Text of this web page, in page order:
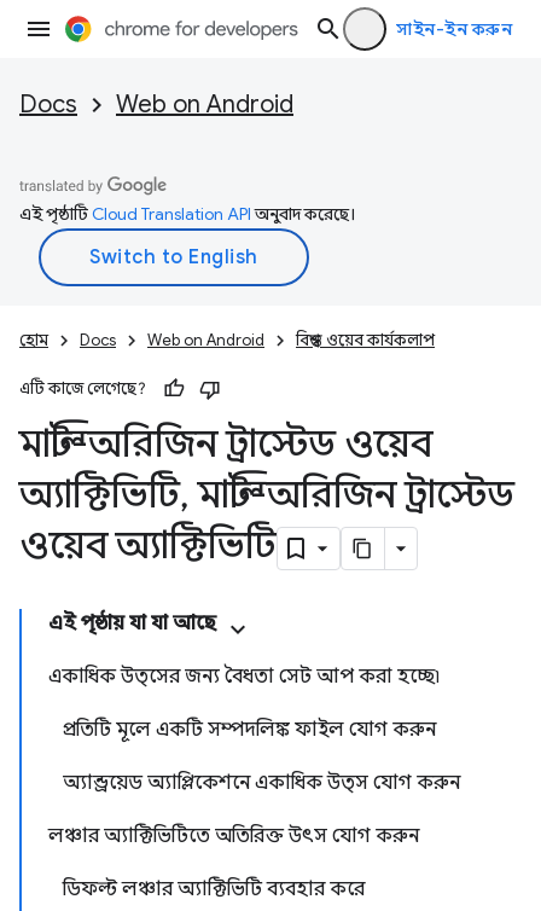
সাইন-ইন করুন
Docs Web on Android
এই পৃষ্ঠাটিCloud Translation APIঅনুবাদ করেছে।
হোম Docs Web on Android বিশ্বস্ত ওয়েব কার্যকলাপ
এটি কাজে লেগেছে?
মাল্টি-অরিজিন ট্রাস্টেড ওয়েব
অ্যাক্টিভিটি, মাল্টি-অরিজিন ট্রাস্টেড
ওয়েব অ্যাক্টিভিটি
এই পৃষ্ঠায় যা যা আছে
একাধিক উত্সের জন্য বৈধতা সেট আপ করা হচ্ছে৷
প্রতিটি মূলে একটি সম্পদলিঙ্ক ফাইল যোগ করুন
অ্যান্ড্রয়েড অ্যাপ্লিকেশনে একাধিক উত্স যোগ করুন
লঞ্চার অ্যাক্টিভিটিতে অতিরিক্ত উৎস যোগ করুন
ডিফল্ট লঞ্চার অ্যাক্টিভিটি ব্যবহার করে